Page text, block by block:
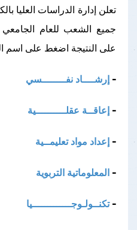
تعلن إدارة الدراسات العليا
على النتيجة اضغط على اسم
- إرشــــاد نفــــــــسي
- إعاقــة عقلــــــــــية
- إعداد مواد تعليمــية
- المعلوماتية التربوية
- تكنــولـوجـــــــــــــيا